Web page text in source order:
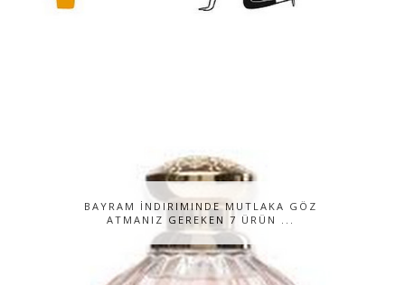
BAYRAM İNDIRIMINDE MUTLAKA GÖZ
ATMANIZ GEREKEN 7 ÜRÜN ...